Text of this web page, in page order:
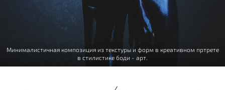
Минималистичная композиция из текстуры и форм в креативном пртрете
в стилистике боди - арт.
Портрет девушки в атмосфере камерной элегантности.